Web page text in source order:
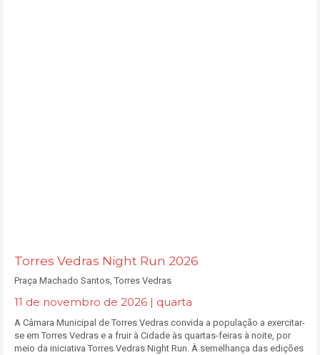
Torres Vedras Night Run 2026
Praça Machado Santos, Torres Vedras
11 de novembro de 2026 | quarta
A Câmara Municipal de Torres Vedras convida a população a exercitar-
se em Torres Vedras e a fruir à Cidade às quartas-feiras à noite, por
meio da iniciativa Torres Vedras Night Run. À semelhança das edições